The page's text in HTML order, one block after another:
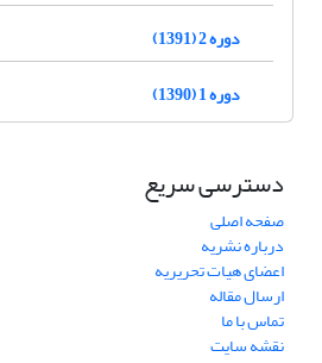
دوره 2 (1391)
دوره 1 (1390)
دسترسی سریع
صفحه اصلی
درباره نشریه
اعضای هیات تحریریه
ارسال مقاله
تماس با ما
نقشه سایت